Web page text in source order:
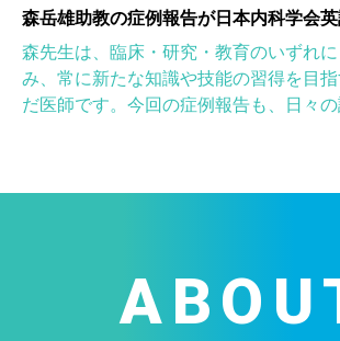
森先生は、臨床・研究・教育のいずれ
み、常に新たな知識や技能の習得を目
だ医師です。今回の症例報告も、日々